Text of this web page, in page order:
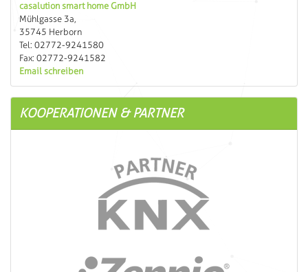
casalution smart home GmbH
Mühlgasse 3a,
35745 Herborn
Tel: 02772-9241580
Fax: 02772-9241582
Email schreiben
KOOPERATIONEN & PARTNER